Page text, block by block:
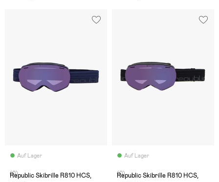
Auf Lager
(0)
Republic Skibrille R810 HCS,
Auf Lager
(0)
Republic Skibrille R810 HCS,